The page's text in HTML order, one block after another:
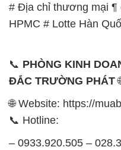
# Địa chỉ thương mại ¶
HPMC # Lotte Hàn
📞 PHÒNG KINH
ĐẮC TRƯỜNG PHÁT
🌐 Website: https://
📞 Hotline:
– 0933.920.505 –